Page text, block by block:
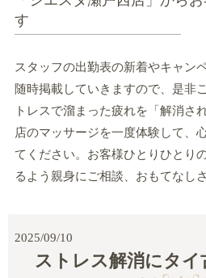
す
スタッフの出勤表の新着やキャン
随時掲載していきますので、是非
トレスで溜まった疲れを「解消さ
店のマッサージを一度体験して、
てください。お客様ひとりひとり
るよう親身にご相談、おもてなし
2025/09/10
ストレス解消にタ